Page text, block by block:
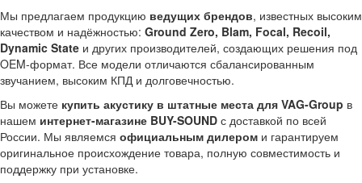
Мы предлагаем продукцию ведущих брендов, известных высоким
качеством и надёжностью: Ground Zero, Blam, Focal, Recoil,
Dynamic State и других производителей, создающих решения под
OEM-формат. Все модели отличаются сбалансированным
звучанием, высоким КПД и долговечностью.
Вы можете купить акустику в штатные места для VAG-Group в
нашем интернет-магазине BUY-SOUND с доставкой по всей
России. Мы являемся официальным дилером и гарантируем
оригинальное происхождение товара, полную совместимость и
поддержку при установке.